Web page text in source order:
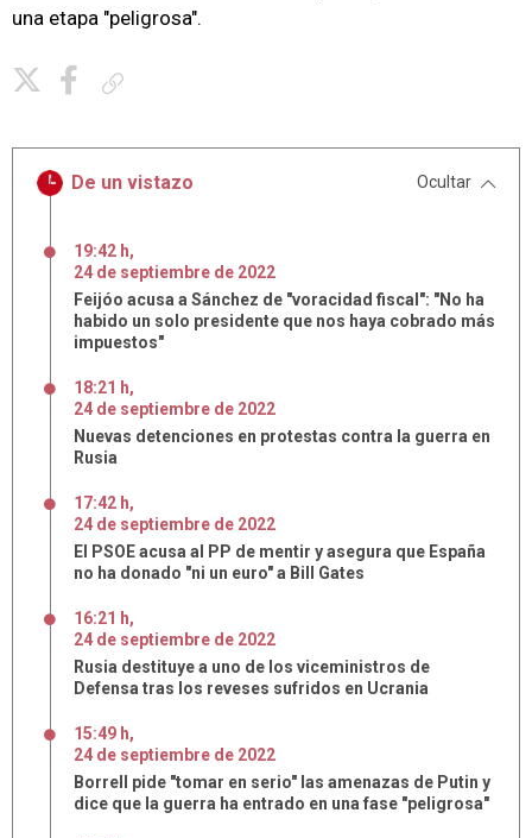
una etapa "peligrosa".
De un vistazo Ocultar
19:42 h,
24 de septiembre de 2022
Feijóo acusa a Sánchez de "voracidad fiscal": "No ha
habido un solo presidente que nos haya cobrado más
impuestos"
18:21 h,
24 de septiembre de 2022
Nuevas detenciones en protestas contra la guerra en
Rusia
17:42 h,
24 de septiembre de 2022
El PSOE acusa al PP de mentir y asegura que España
no ha donado "ni un euro" a Bill Gates
16:21 h,
24 de septiembre de 2022
Rusia destituye a uno de los viceministros de
Defensa tras los reveses sufridos en Ucrania
15:49 h,
24 de septiembre de 2022
Borrell pide "tomar en serio" las amenazas de Putin y
dice que la guerra ha entrado en una fase "peligrosa"